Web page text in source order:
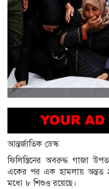
আন্তর্জাতিক ডেস্ক
ফিলিস্তিনের অবরুদ্ধ গাজা
একের পর এক হামলায় অন্তত
মধ্যে ৮ শিশুও রয়েছে।